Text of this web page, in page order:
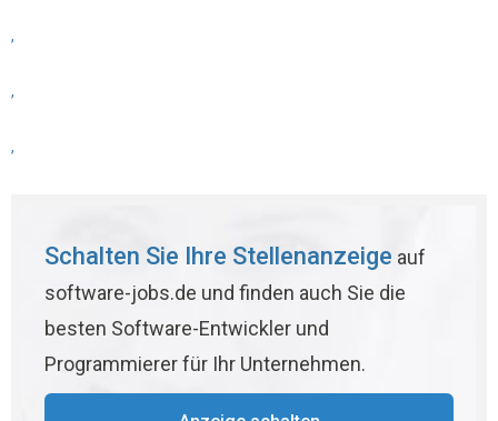
,
,
,
Schalten Sie Ihre Stellenanzeige auf
software-jobs.de und finden auch Sie die
besten Software-Entwickler und
Programmierer für Ihr Unternehmen.